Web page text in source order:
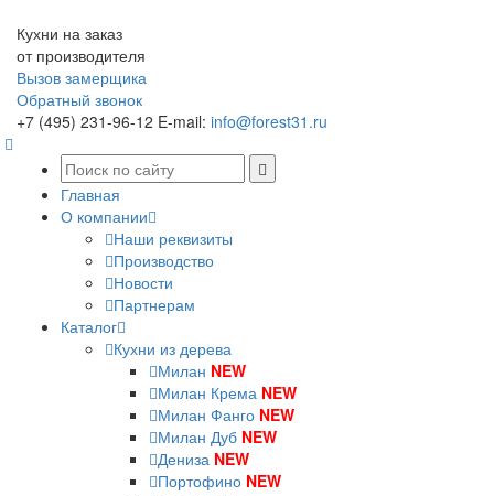
Кухни на заказ
от производителя
Вызов замерщика
Обратный звонок
+7 (495) 231-96-12 E-mail: info@forest31.ru
Главная
О компании
Наши реквизиты
Производство
Новости
Партнерам
Каталог
Кухни из дерева
Милан NEW
Милан Крема NEW
Милан Фанго NEW
Милан Дуб NEW
Дениза NEW
Портофино NEW